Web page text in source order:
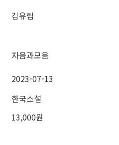
김유림
자음과모음
2023-07-13
한국소설
13,000원